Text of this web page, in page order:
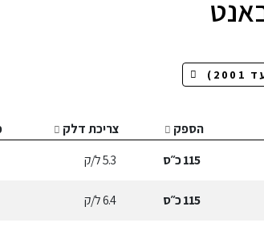
הספק צריכת דלק
115כ״ס 5.3ל/ק
115כ״ס 6.4ל/ק